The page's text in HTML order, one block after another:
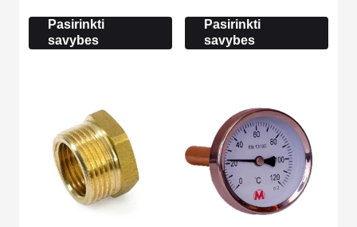
through
6.20 €
Pasirinkti
savybes
Pasirinkti
savybes